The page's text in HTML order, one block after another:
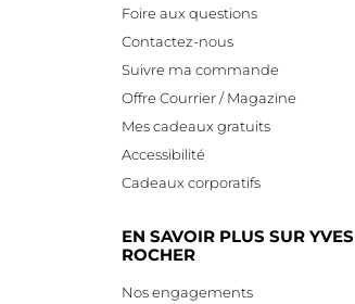
Foire aux questions
Contactez-nous
Suivre ma commande
Offre Courrier / Magazine
Mes cadeaux gratuits
Accessibilité
Cadeaux corporatifs
EN SAVOIR PLUS SUR YVES
ROCHER
Nos engagements